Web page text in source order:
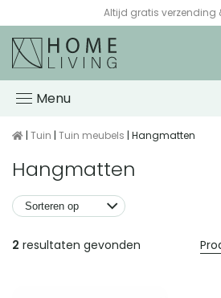
Altijd gratis verzending
Menu
| Tuin | Tuin meubels | Hangmatten
Hangmatten
Producten
2 resultaten gevonden